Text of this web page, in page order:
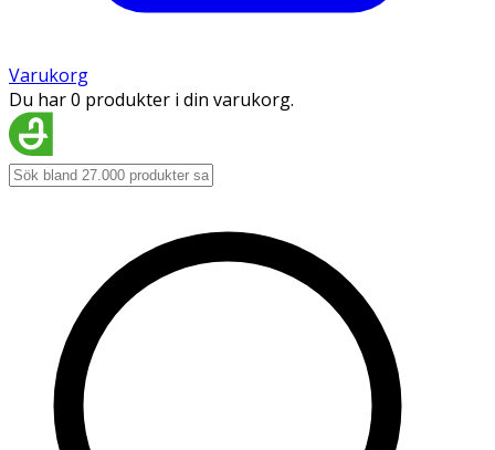
Varukorg
Du har 0 produkter i din varukorg.